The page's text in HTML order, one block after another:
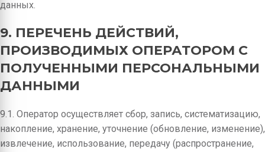
данных.
9. ПЕРЕЧЕНЬ ДЕЙСТВИЙ,
ПРОИЗВОДИМЫХ ОПЕРАТОРОМ С
ПОЛУЧЕННЫМИ ПЕРСОНАЛЬНЫМИ
ДАННЫМИ
9.1. Оператор осуществляет сбор, запись, систематизацию,
накопление, хранение, уточнение (обновление, изменение),
извлечение, использование, передачу (распространение,